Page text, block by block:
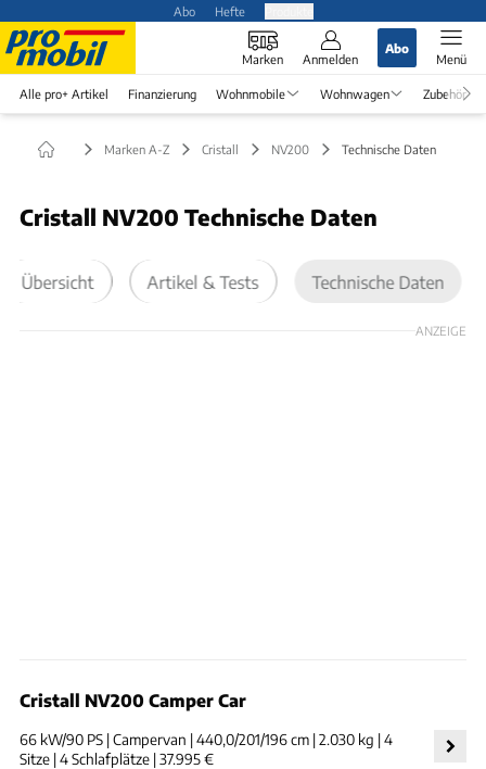
Abo Hefte
Marken Anmelden
Abo
Menü
Alle pro+ Artikel Finanzierung Wohnmobile Wohnwagen Zubehör
Marken A-Z Cristall NV200 Technische Daten
Cristall NV200 Technische Daten
Übersicht Artikel & Tests Technische Daten
ANZEIGE
Cristall NV200 Camper Car
66 kW/90 PS | Campervan | 440,0/201/196 cm | 2.030 kg | 4
Sitze | 4 Schlafplätze | 37.995 €